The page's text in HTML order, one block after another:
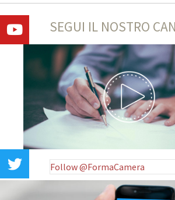
SEGUI IL NOSTRO
Follow @FormaCamera